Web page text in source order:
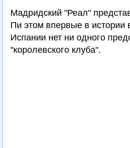
Мадридский "Реал"
Пи этом впервые в истории
Испании нет ни одного
"королевского клуба".